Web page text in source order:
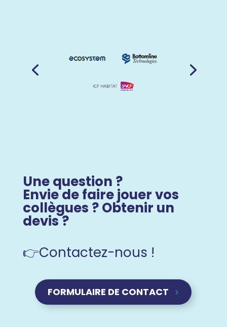
Une question ?
Envie de faire jouer vos
collègues ? Obtenir un
devis ?
👉Contactez-nous !
FORMULAIRE DE CONTACT